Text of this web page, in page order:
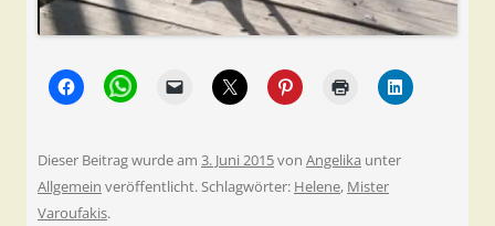
Dieser Beitrag wurde am 3. Juni 2015von Angelika unter
Allgemein veröffentlicht. Schlagwörter: Helene, Mister
Varoufakis.